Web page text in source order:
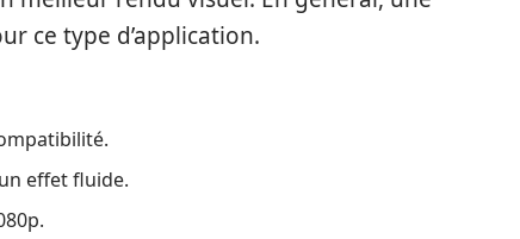
ce type d’application.
effet fluide.